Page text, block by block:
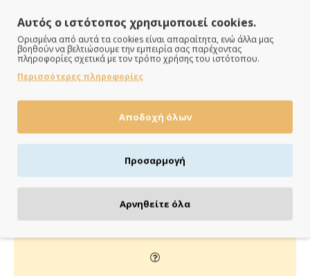
ΠΑΡΑΔΙΔΟΥΜΕ ΓΡΗΓΟΡΑ
ΠΛΗΡΩΝΕΙΣ ΟΠΩΣ ΘΕΣ
Πιστωτική/χρεωστική κάρτα, αντικαταβολή ή κατάθεση
Αυτός ο ιστότοπος χρησιμοποιεί cookies.
Ορισμένα από αυτά τα cookies είναι απαραίτητα, ενώ άλλα μας
βοηθούν να βελτιώσουμε την εμπειρία σας παρέχοντας
πληροφορίες σχετικά με τον τρόπο χρήσης του ιστότοπου.
Περισσότερες πληροφορίες
Αποδοχή όλων
Προσαρμογή
Αρνηθείτε όλα